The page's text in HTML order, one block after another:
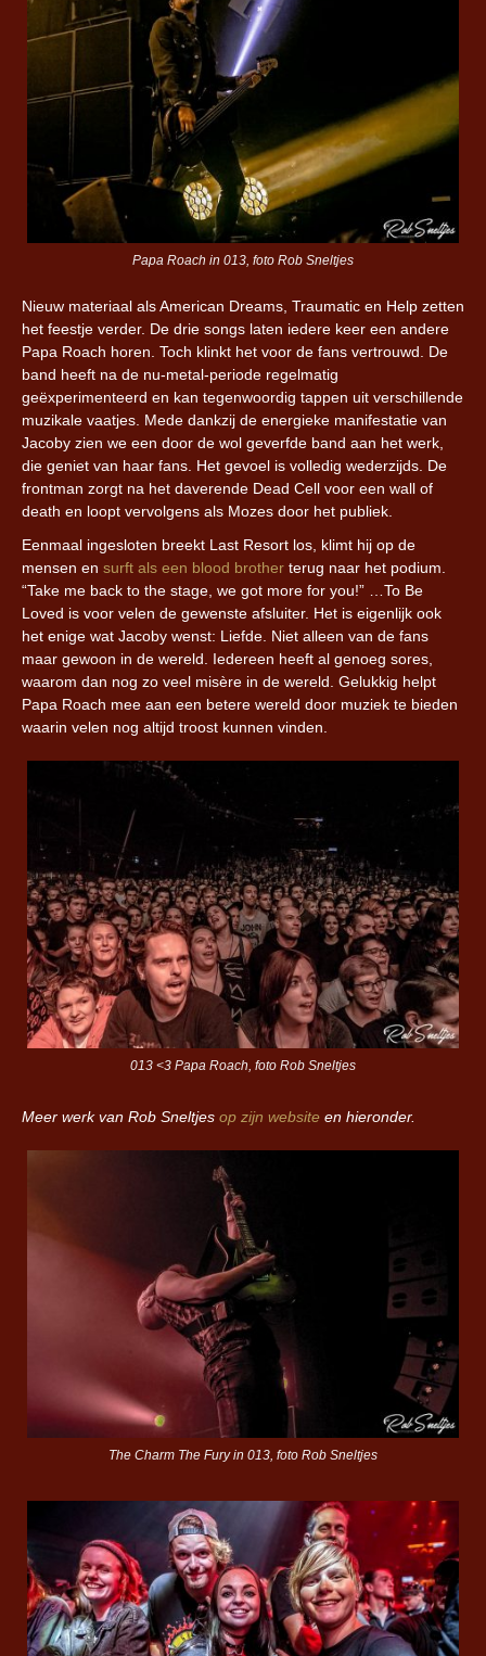
Papa Roach in 013, foto Rob Sneltjes
Nieuw materiaal als American Dreams, Traumatic en Help zetten
het feestje verder. De drie songs laten iedere keer een andere
Papa Roach horen. Toch klinkt het voor de fans vertrouwd. De
band heeft na de nu-metal-periode regelmatig
geëxperimenteerd en kan tegenwoordig tappen uit verschillende
muzikale vaatjes. Mede dankzij de energieke manifestatie van
Jacoby zien we een door de wol geverfde band aan het werk,
die geniet van haar fans. Het gevoel is volledig wederzijds. De
frontman zorgt na het daverende Dead Cell voor een wall of
death en loopt vervolgens als Mozes door het publiek.
Eenmaal ingesloten breekt Last Resort los, klimt hij op de
mensen en surft als een blood brother terug naar het podium.
“Take me back to the stage, we got more for you!” …To Be
Loved is voor velen de gewenste afsluiter. Het is eigenlijk ook
het enige wat Jacoby wenst: Liefde. Niet alleen van de fans
maar gewoon in de wereld. Iedereen heeft al genoeg sores,
waarom dan nog zo veel misère in de wereld. Gelukkig helpt
Papa Roach mee aan een betere wereld door muziek te bieden
waarin velen nog altijd troost kunnen vinden.
013 <3 Papa Roach, foto Rob Sneltjes
Meer werk van Rob Sneltjes op zijn website en hieronder.
The Charm The Fury in 013, foto Rob Sneltjes